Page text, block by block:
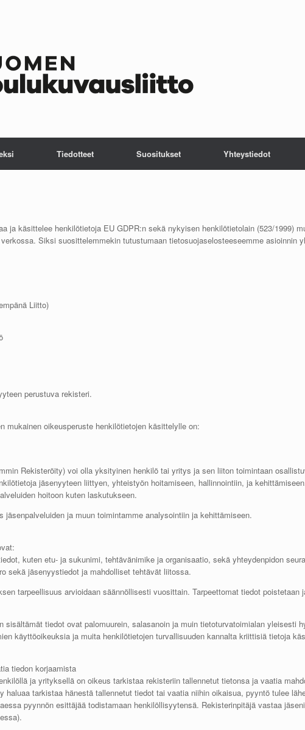
Tiedotteet Suositukset Yhteystiedot
ja käsittelee henkilötietoja EU GDPR:n sekä nykyisen henkilötietolain (523/1999)
Siksi suosittelemmekin tutustumaan tietosuojaselosteeseemme asioinnin
Liitto)
perustuva rekisteri.
mukainen oikeusperuste henkilötietojen käsittelylle on:
Rekisteröity) voi olla yksityinen henkilö tai yritys ja sen liiton toimintaan
jäsenyyteen liittyen, yhteistyön hoitamiseen, hallinnointiin, ja
hoitoon kuten laskutukseen.
jäsenpalveluiden ja muun toimintamme analysointiin ja kehittämiseen.
kuten etu- ja sukunimi, tehtävänimike ja organisaatio, sekä yhteydenpidon
sekä jäsenyystiedot ja mahdolliset tehtävät liitossa.
tarpeellisuus arvioidaan säännöllisesti vuosittain. Tarpeettomat tiedot poistetaan
sisältämät tiedot ovat palomuurein, salasanoin ja muin tietoturvatoimialan yleisesti
käyttöoikeuksia ja muita henkilötietojen turvallisuuden kannalta kriittisiä tietoja
tiedon korjaamista
ja yrityksellä on oikeus tarkistaa rekisteriin tallennetut tietonsa ja vaatia
haluaa tarkistaa hänestä tallennetut tiedot tai vaatia niihin oikaisua, pyyntö tulee
pyynnön esittäjää todistamaan henkilöllisyytensä. Rekisterinpitäjä vastaa